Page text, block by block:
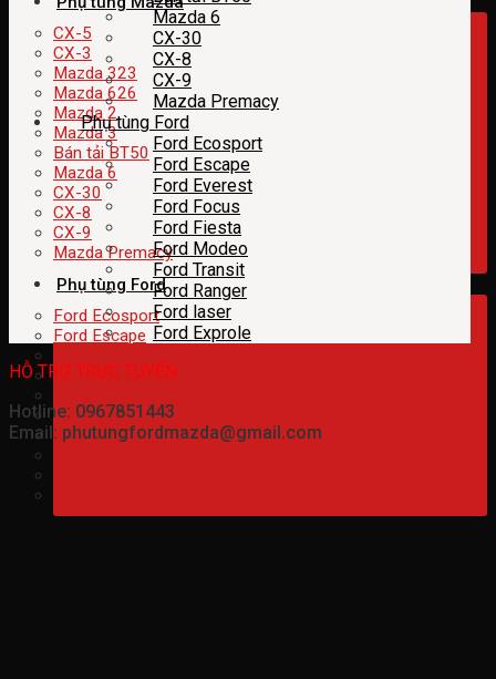
CX-5
CX-3
Mazda 323
Mazda 626
Mazda 2
Mazda 3
Bán tải BT50
Mazda 6
CX-30
CX-8
CX-9
Mazda Premacy
Phụ tùng Ford
Ford Ecosport
Ford Escape
Ford Focus
Ford Modeo
Ford Transit
Mazda 6
CX-30
CX-8
CX-9
Mazda Premacy
Phụ tùng Ford
Ford Ecosport
Ford Escape
Ford Everest
Ford Focus
Ford Fiesta
Ford Modeo
Ford Transit
Ford Ranger
Ford laser
Ford Exprole
HỖ TRỢ TRỰC TUYẾN
Hotline: 0967851443
Email: phutungfordmazda@gmail.com